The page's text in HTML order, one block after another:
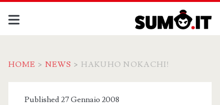
HOME > NEWS > HAKUHO NOKACHI!
Published 27 Gennaio 2008